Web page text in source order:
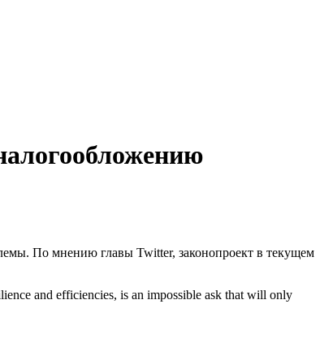
По мнению главы Twitter, законопроект в текущем
and efficiencies, is an impossible ask that will only